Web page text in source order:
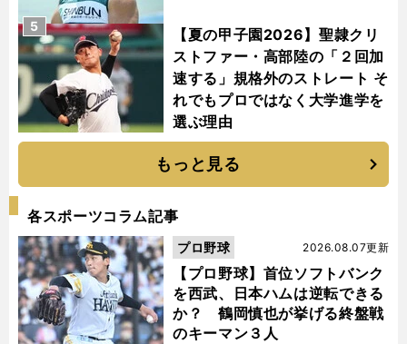
【夏の甲子園2026】聖隷クリ
ストファー・高部陸の「２回加
速する」規格外のストレート そ
れでもプロではなく大学進学を
選ぶ理由
5
もっと見る
各スポーツコラム記事
【プロ野球】首位ソフトバンク
を西武、日本ハムは逆転できる
か？ 鶴岡慎也が挙げる終盤戦
のキーマン３人
2026.08.07更新
プロ野球